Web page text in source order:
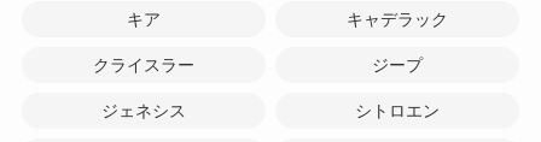
キア キャデラック
クライスラー ジープ
ジェネシス シトロエン